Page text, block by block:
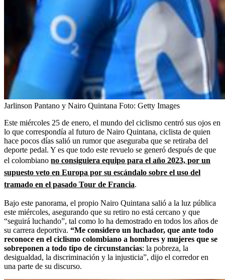
Jarlinson Pantano y Nairo Quintana Foto: Getty Images
Este miércoles 25 de enero, el mundo del ciclismo centró sus ojos en
lo que correspondía al futuro de Nairo Quintana, ciclista de quien
hace pocos días salió un rumor que aseguraba que se retiraba del
deporte pedal. Y es que todo este revuelo se generó después de que
el colombiano no consiguiera equipo para el año 2023, por un
supuesto veto en Europa por su escándalo sobre el uso del
tramado en el pasado Tour de Francia.
Bajo este panorama, el propio Nairo Quintana salió a la luz pública
este miércoles, asegurando que su retiro no está cercano y que
“seguirá luchando”, tal como lo ha demostrado en todos los años de
su carrera deportiva. “Me considero un luchador, que ante todo
reconoce en el ciclismo colombiano a hombres y mujeres que se
sobreponen a todo tipo de circunstancias: la pobreza, la
desigualdad, la discriminación y la injusticia”, dijo el corredor en
una parte de su discurso.